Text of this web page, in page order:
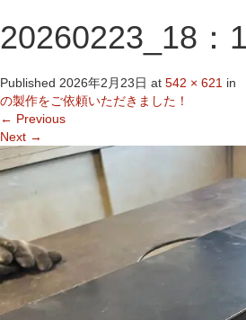
20260223_18：
Published 2026年2月23日 at 542 × 621 in
の製作をご依頼いただきました！
← Previous
Next →